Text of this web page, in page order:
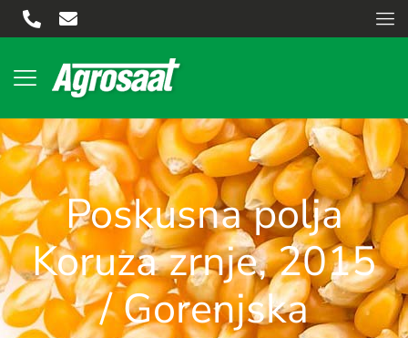
Poskusna polja
Koruza zrnje, 2015
/ Gorenjska